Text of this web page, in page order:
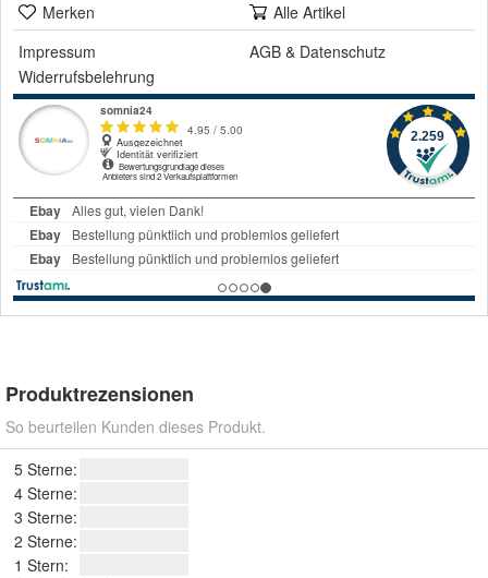
Merken
Alle Artikel
Impressum
AGB & Datenschutz
Widerrufsbelehrung
Produktrezensionen
So beurteilen Kunden dieses Produkt.
5 Sterne:
4 Sterne:
3 Sterne:
2 Sterne:
1 Stern: